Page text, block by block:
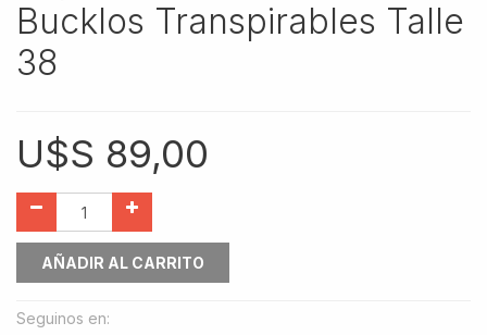
Bucklos Transpirables Talle
38
U$S 89,00
AÑADIR AL CARRITO
Seguinos en: